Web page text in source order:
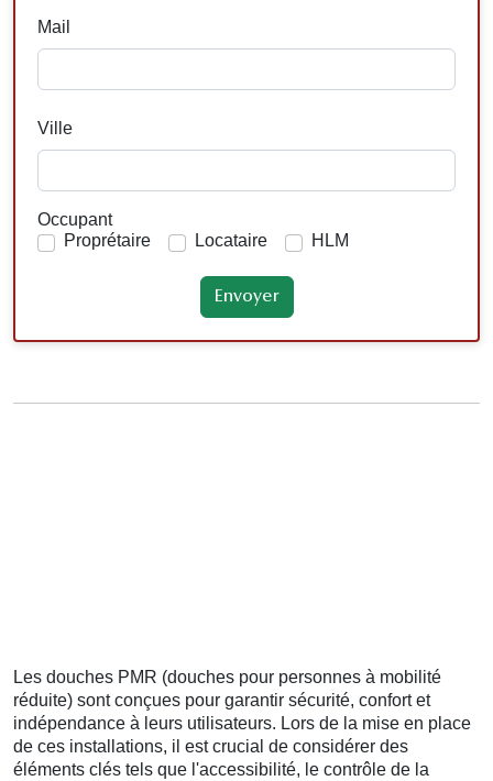
Mail
Ville
Occupant
Proprétaire
Locataire HLM
Les douches PMR (douches pour personnes à mobilité
réduite) sont conçues pour garantir sécurité, confort et
indépendance à leurs utilisateurs. Lors de la mise en place
de ces installations, il est crucial de considérer des
éléments clés tels que l'accessibilité, le contrôle de la